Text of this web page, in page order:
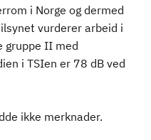
i Norge og dermed
vurderer arbeid i
gruppe II med
i TSIen er 78 dB ved
ikke merknader.